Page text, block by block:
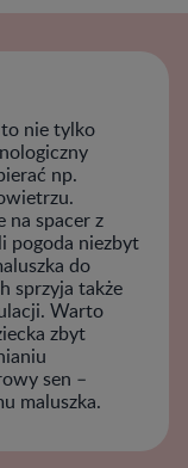
nie tylko
np.
na spacer z
pogoda niezbyt
do
sprzyja także
Warto
zbyt
sen –
maluszka.